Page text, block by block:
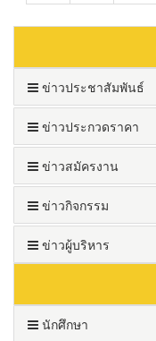
ข่าวประชาสัมพันธ์
ข่าวประกวดราคา
ข่าวสมัครงาน
ข่าวกิจกรรม
ข่าวผู้บริหาร
นักศึกษา